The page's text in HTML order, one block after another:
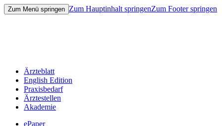
Zum Menü springen Zum Hauptinhalt springenZum Footer springen
Ärzteblatt
English Edition
Praxisbedarf
Ärztestellen
Akademie
ePaper